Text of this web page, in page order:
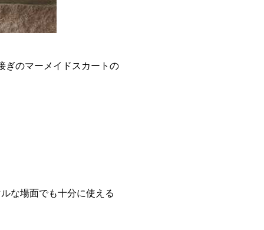
ぎのマーメイドスカートの
な場面でも十分に使える